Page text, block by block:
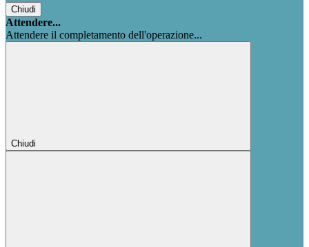
Chiudi
Attendere...
Attendere il completamento dell'operazione...
Chiudi